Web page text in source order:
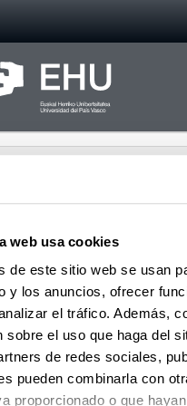
web usa cookies
de este sitio web se usan
y los anuncios, ofrecer
el tráfico. Además,
sobre el uso que haga del
de redes sociales,
pueden combinarla con
proporcionado o que
de Investigación
de Marco -
del 2008)